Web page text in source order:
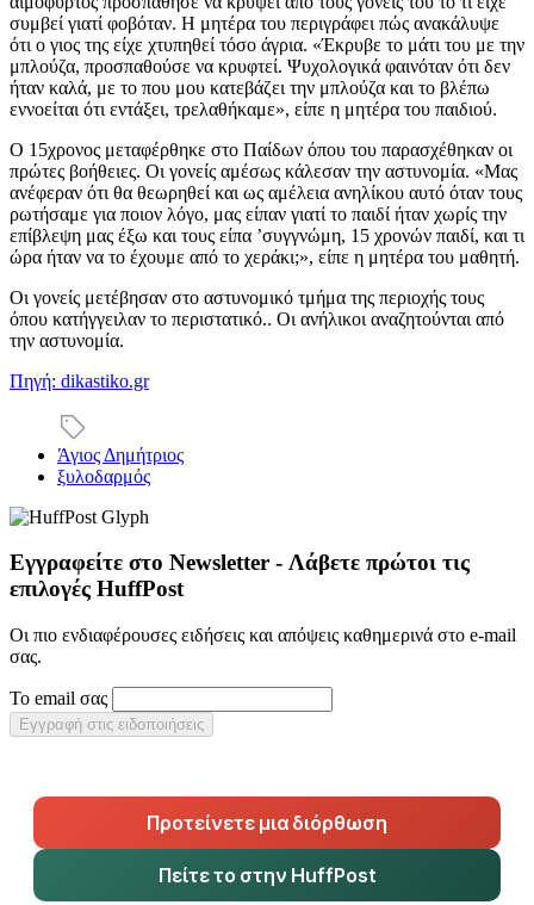
συμβεί γιατί φοβόταν. Η μητέρα του περιγράφει πώς ανακάλυψε
ότι ο γιος της είχε χτυπηθεί τόσο άγρια. «Έκρυβε το μάτι του με την
μπλούζα, προσπαθούσε να κρυφτεί. Ψυχολογικά φαινόταν ότι δεν
ήταν καλά, με το που μου κατεβάζει την μπλούζα και το βλέπω
εννοείται ότι εντάξει, τρελαθήκαμε», είπε η μητέρα του παιδιού.
Ο 15χρονος μεταφέρθηκε στο Παίδων όπου του παρασχέθηκαν οι
πρώτες βοήθειες. Οι γονείς αμέσως κάλεσαν την αστυνομία. «Μας
ανέφεραν ότι θα θεωρηθεί και ως αμέλεια ανηλίκου αυτό όταν τους
ρωτήσαμε για ποιον λόγο, μας είπαν γιατί το παιδί ήταν χωρίς την
επίβλεψη μας έξω και τους είπα ’συγγνώμη, 15 χρονών παιδί, και τι
ώρα ήταν να το έχουμε από το χεράκι;», είπε η μητέρα του μαθητή.
Οι γονείς μετέβησαν στο αστυνομικό τμήμα της περιοχής τους
όπου κατήγγειλαν το περιστατικό.. Οι ανήλικοι αναζητούνται από
την αστυνομία.
Πηγή: dikastiko.gr
Άγιος Δημήτριος
ξυλοδαρμός
Εγγραφείτε στο Newsletter - Λάβετε πρώτοι τις
επιλογές HuffPost
Οι πιο ενδιαφέρουσες ειδήσεις και απόψεις καθημερινά στο e-mail
σας.
Το email σας
Εγγραφή στις ειδοποιήσεις
Προτείνετε μια διόρθωση
Πείτε το στην HuffPost